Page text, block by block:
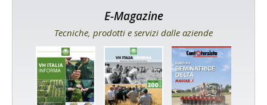
E-Magazine
Tecniche, prodotti e servizi dalle aziende